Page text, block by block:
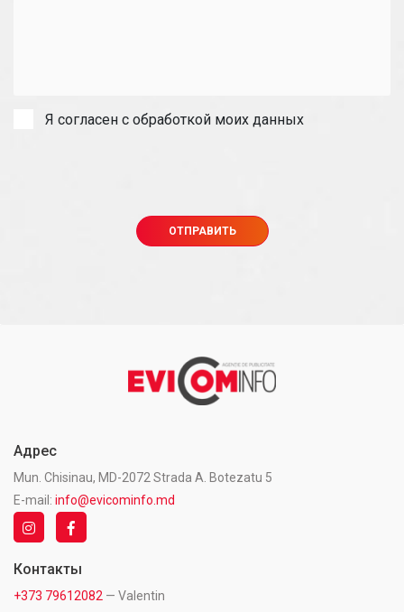
Я согласен с обработкой моих данных
Адрес
Mun. Chisinau, MD-2072 Strada A. Botezatu 5
E-mail: info@evicominfo.md
Контакты
+373 79612082 — Valentin